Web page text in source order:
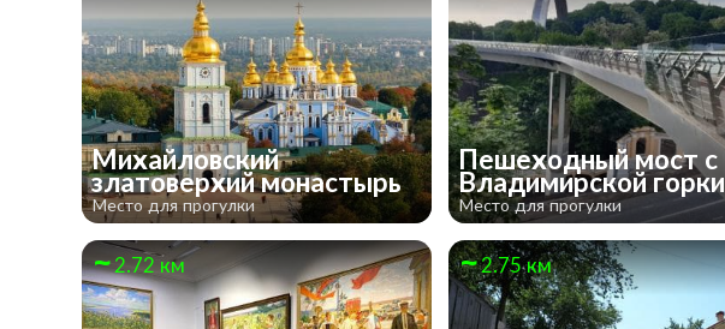
Михайловский
златоверхий монастырь
Место для прогулки
Пешеходный мост с
Владимирской горки
Место для прогулки
2.72 км 2.75 км